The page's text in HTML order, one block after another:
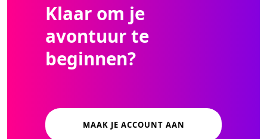
Klaar om je
avontuur te
beginnen?
MAAK JE ACCOUNT AAN